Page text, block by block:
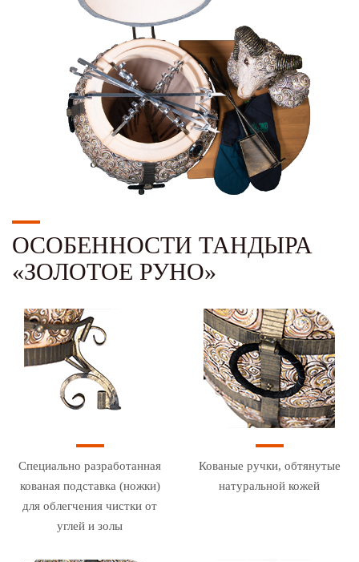
ОСОБЕННОСТИ ТАНДЫРА
«ЗОЛОТОЕ РУНО»
Специально разработанная
кованая подставка (ножки)
для облегчения чистки от
углей и золы
Кованые ручки, обтянутые
натуральной кожей